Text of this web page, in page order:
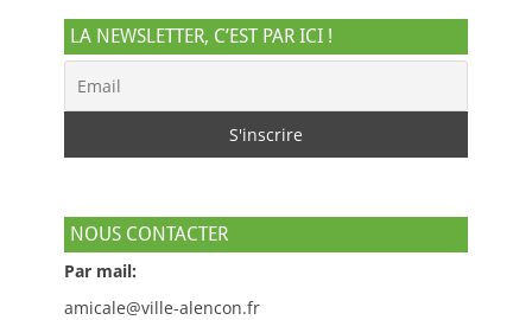
LA NEWSLETTER, C’EST PAR ICI !
NOUS CONTACTER
Par mail:
amicale@ville-alencon.fr